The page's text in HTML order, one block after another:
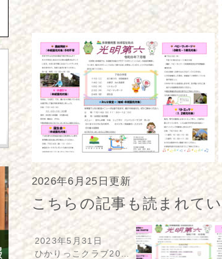
2026年6月25日更新
こちらの記事も読まれて
2023年5月31日
ひかりっこクラブ20…